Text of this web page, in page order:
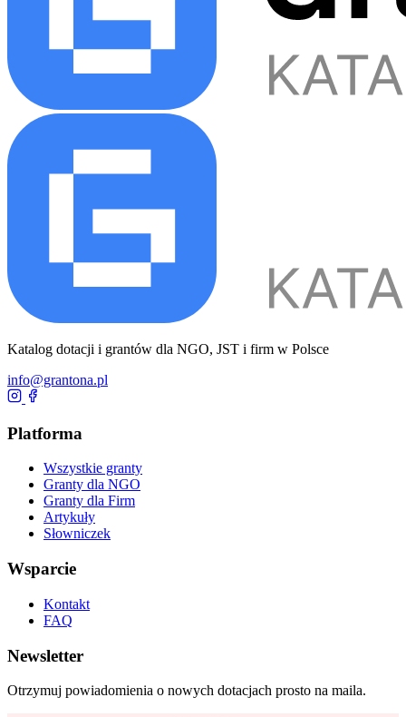
Katalog dotacji i grantów dla NGO, JST i firm w Polsce
info@grantona.pl
Platforma
Wszystkie granty
Granty dla NGO
Granty dla Firm
Artykuły
Słowniczek
Wsparcie
Kontakt
FAQ
Newsletter
Otrzymuj powiadomienia o nowych dotacjach prosto na maila.